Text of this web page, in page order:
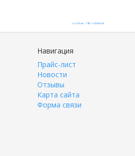
Навигация
Прайс-лист
Новости
Отзывы
Карта сайта
Форма связи